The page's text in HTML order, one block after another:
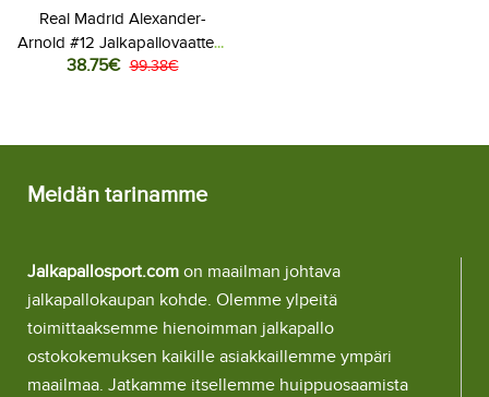
Real Madrid Alexander-
Arnold #12 Jalkapallovaatteet
Naisten Kolmaspaita 2025-
38.75€ 99.38€
Meidän tarinamme
Jalkapallosport.com on maailman johtava
jalkapallokaupan kohde. Olemme ylpeitä
toimittaaksemme hienoimman jalkapallo
ostokokemuksen kaikille asiakkaillemme ympäri
maailmaa. Jatkamme itsellemme huippuosaamista